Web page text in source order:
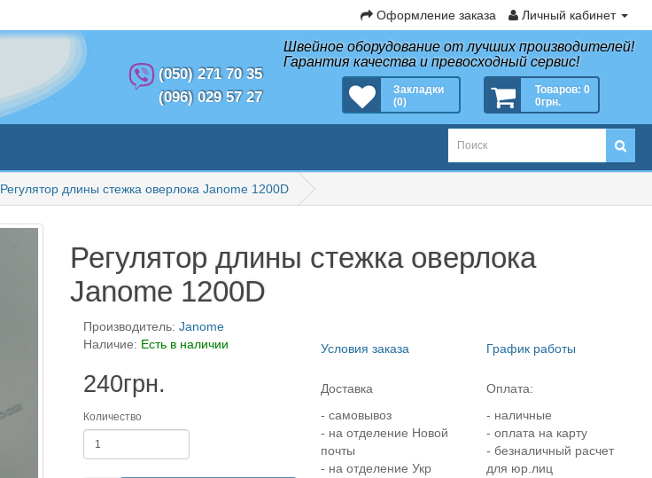
Оформление заказа Личный кабинет
(050) 271 70 35
(096) 029 57 27
Швейное оборудование от лучших производителей!
Гарантия качества и превосходный сервис!
Закладки
(0)
Товаров: 0
0грн.
Регулятор длины стежка оверлока Janome 1200D
Регулятор длины стежка оверлока
Janome 1200D
Производитель: Janome
Наличие: Есть в наличии
240грн.
Количество
Условия заказа
Доставка
- самовывоз
- на отделение Новой
почты
- на отделение Укр
График работы
Оплата:
- наличные
- оплата на карту
- безналичный расчет
для юр.лиц